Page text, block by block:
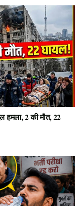
हमला, 2 की मौत, 22